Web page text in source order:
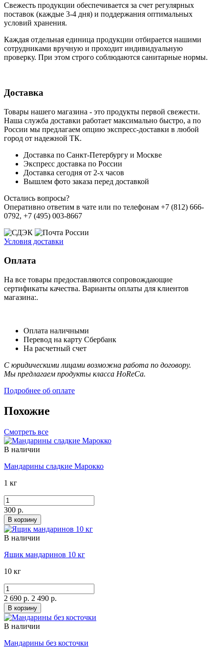
Свежесть продукции обеспечивается за счет регулярных
поставок (каждые 3-4 дня) и поддержания оптимальных
условий хранения.
Каждая отдельная единица продукции отбирается нашими
сотрудниками вручную и проходит индивидуальную
проверку. При этом строго соблюдаются санитарные нормы.
Доставка
Товары нашего магазина - это продукты первой свежести.
Наша служба доставки работает максимально быстро, а по
России мы предлагаем опцию экспресс-доставки в любой
город от надежной ТК.
Доставка по Санкт-Петербургу и Москве
Экспресс доставка по России
Доставка сегодня от 2-х часов
Вышлем фото заказа перед доставкой
Остались вопросы?
Оперативно ответим в чате или по телефонам +7 (812) 666-
0792, +7 (495) 003-8667
Условия доставки
Оплата
На все товары предоставляются сопровождающие
сертификаты качества. Варианты оплаты для клиентов
магазина:.
Оплата наличными
Перевод на карту Сбербанк
На расчетный счет
С юридическими лицами возможна работа по договору.
Мы предлагаем продукты класса HoReCa.
Подробнее об оплате
Похожие
Смотреть все
В наличии
Мандарины сладкие Марокко
1 кг
300 р.
В корзину
В наличии
Ящик мандаринов 10 кг
10 кг
2 690 р. 2 490 р.
В корзину
В наличии
Мандарины без косточки